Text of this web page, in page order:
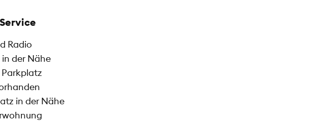
Radio
der Nähe
in der Nähe